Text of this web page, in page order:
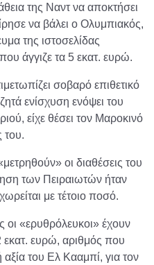
της Ναντ να αποκτήσει
να βάλει ο Ολυμπιακός,
της ιστοσελίδας
άγγιζε τα 5 εκατ. ευρώ.
σοβαρό επιθετικό
ενίσχυση ενόψει του
είχε θέσει τον Μαροκινό
του.
οι διαθέσεις του
των Πειραιωτών ήταν
με τέτοιο ποσό.
οι «ερυθρόλευκοι» έχουν
εκατ. ευρώ, αριθμός που
αξία του Ελ Κααμπί, για τον